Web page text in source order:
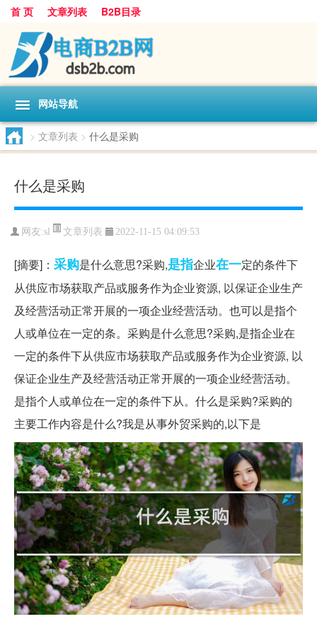
首 页 文章列表 B2B目录
网站导航
> 文章列表 > 什么是采购
什么是采购
网友:sl 文章列表 2022-11-15 04:09:53
[摘要]： 采购是什么意思?采购,是指企业在一定的条件下
从供应市场获取产品或服务作为企业资源, 以保证企业生产
及经营活动正常开展的一项企业经营活动。也可以是指个
人或单位在一定的条。采购是什么意思?采购,是指企业在
一定的条件下从供应市场获取产品或服务作为企业资源, 以
保证企业生产及经营活动正常开展的一项企业经营活动。
是指个人或单位在一定的条件下从。什么是采购?采购的
主要工作内容是什么?我是从事外贸采购的,以下是